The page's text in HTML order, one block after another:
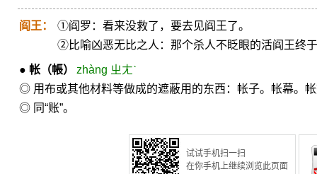
阎王：
①阎罗：看来没救了，要去见阎王了。
②比喻凶恶无比之人：那个杀人不眨眼的活阎王终
● 帐 （帳）
zhàng ㄓㄤˋ
◎ 用布或其他材料等做成的遮蔽用的东西：帐子。帐幕。
◎ 同“账”。
试试手机扫一扫
在你手机上继续浏览此页面